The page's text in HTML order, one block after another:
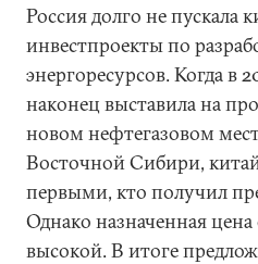
Россия долго не пускала
инвестпроекты по
энергоресурсов. Когда в
наконец выставила на
новом нефтегазовом
Восточной Сибири,
первыми, кто получил
Однако назначенная
высокой. В итоге